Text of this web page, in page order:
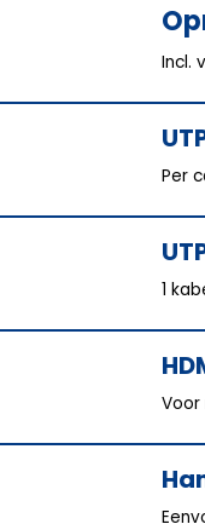
Incl.
Per
1